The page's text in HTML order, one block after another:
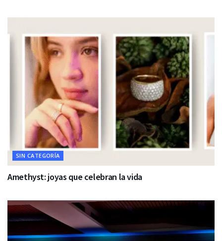
SIN CATEGORÍA
Amethyst: joyas que celebran la vida